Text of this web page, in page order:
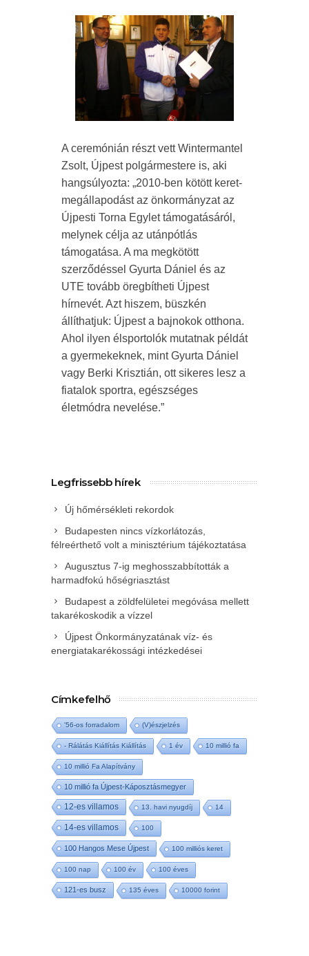
A ceremónián részt vett Wintermantel
Zsolt, Újpest polgármestere is, aki
hangsúlyozta: „2010-ben kötött keret-
megállapodást az önkormányzat az
Újpesti Torna Egylet támogatásáról,
melynek célja az utánpótlás
támogatása. A ma megkötött
szerződéssel Gyurta Dániel és az
UTE tovább öregbítheti Újpest
hírnevét. Azt hiszem, büszkén
állíthatjuk: Újpest a bajnokok otthona.
Ahol ilyen élsportolók mutatnak példát
a gyermekeknek, mint Gyurta Dániel
vagy Berki Krisztián, ott sikeres lesz a
fiatalok sportra, egészséges
életmódra nevelése.”
Legfrissebb hírek
Új hőmérsékleti rekordok
Budapesten nincs vízkorlátozás,
félreérthető volt a minisztérium tájékoztatása
Augusztus 7-ig meghosszabbították a
harmadfokú hőségriasztást
Budapest a zöldfelületei megóvása mellett
takarékoskodik a vízzel
Újpest Önkormányzatának víz- és
energiatakarékossági intézkedései
Címkefelhő
'56-os forradalom (V)észjelzés
- Rálátás Kiállítás Kiállítás 1 év 10 millió fa
10 millió Fa Alapítvány
10 millió fa Újpest-Káposztásmegyer
12-es villamos 13. havi nyugdíj 14
14-es villamos 100
100 Hangos Mese Újpest 100 milliós keret
100 nap 100 év 100 éves
121-es busz 135 éves 10000 forint